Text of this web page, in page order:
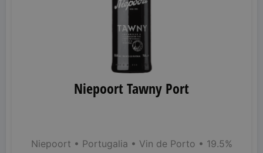
Niepoort Tawny Port
Niepoort • Portugalia • Vin de Porto • 19.5%